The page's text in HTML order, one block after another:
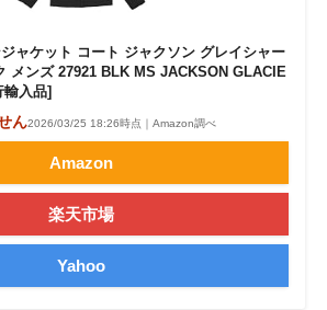
ャケット コート ジャクソン グレイシャー
メンズ 27921 BLK MS JACKSON GLACIE
入品]
ん2026/03/25 18:26時点｜Amazon調べ
Amazon
楽天市場
Yahoo